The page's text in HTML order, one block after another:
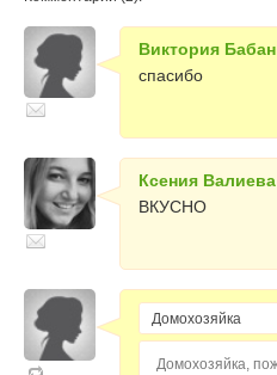
Виктория Бабан
спасибо
Ксения Валиева
ВКУСНО